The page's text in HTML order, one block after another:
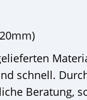
schnell.
Beratung,